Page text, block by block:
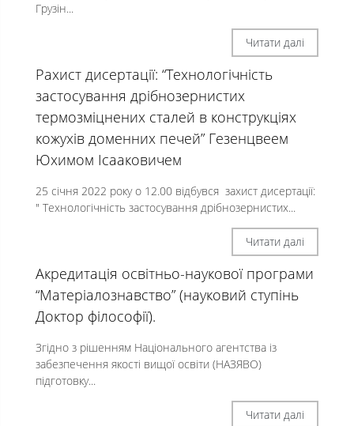
Грузін...
Читати далі
Pахист дисертації: “Технологічність
застосування дрібнозернистих
термозміцнених сталей в конструкціях
кожухів доменних печей” Гезенцвеем
Юхимом Ісааковичем
25 січня 2022 року о 12.00 відбувся захист дисертації:
" Технологічність застосування дрібнозернистих...
Читати далі
Акредитація освітньо-наукової програми
“Матеріалознавство” (науковий ступінь
Доктор філософії).
Згідно з рішенням Національного агентства із
забезпечення якості вищої освіти (НАЗЯВО)
підготовку...
Читати далі